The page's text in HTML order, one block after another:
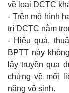
về loại DCTC
- Trên mô hình
trí DCTC nằm
- Hiệu quả,
BPTT này
lây truyền qua
chứng về mối
năng vô sinh.